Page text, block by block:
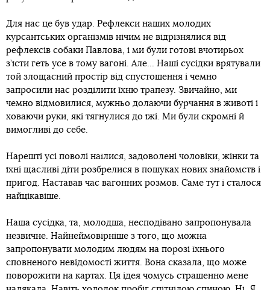
Для нас це був удар. Рефлекси наших молодих
курсантських організмів нічим не відрізнялися від
рефлексів собаки Павлова, і ми були готові вчотирьох
з’їсти геть усе в тому вагоні. Але... Наші сусідки врятували
той злощасний простір від спустошення і чемно
запросили нас розділити їхню трапезу. Звичайно, ми
чемно відмовилися, мужньо долаючи бурчання в животі і
ховаючи руки, які тягнулися до їжі. Ми були скромні й
вимогливі до себе.
Нарешті усі поволі наїлися, задоволені чоловіки, жінки та
їхні щасливі діти розбрелися в пошуках нових знайомств і
пригод. Наставав час вагонних розмов. Саме тут і сталося
найцікавіше.
Наша сусідка, та, молодша, несподівано запропонувала
незвичне. Найнеймовірніше з того, що можна
запропонувати молодим людям на порозі їхнього
сповненого невідомості життя. Вона сказала, що може
поворожити на картах. Ця ідея чомусь страшенно мене